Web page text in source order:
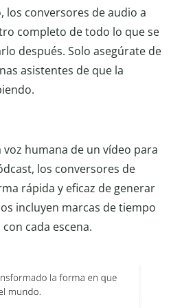
conversores de audio a
completo de todo lo que se
después. Solo asegúrate de
asistentes de que la
humana de un vídeo para
los conversores de
rápida y eficaz de generar
incluyen marcas de tiempo
cada escena.